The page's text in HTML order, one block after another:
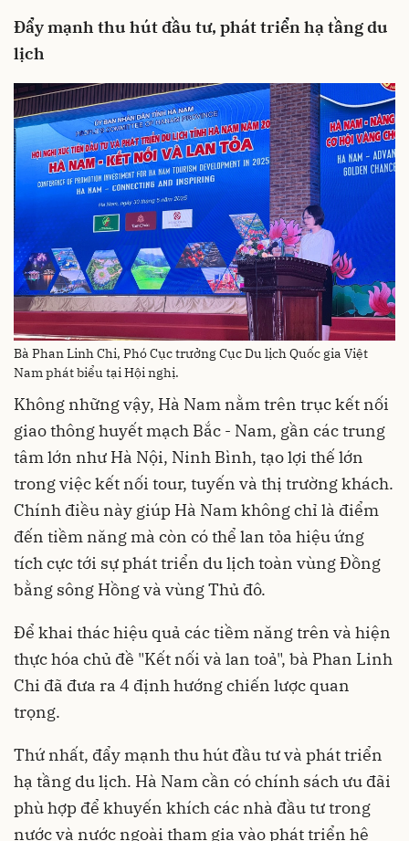
Đẩy mạnh thu hút đầu tư, phát triển hạ tầng du
lịch
Bà Phan Linh Chi, Phó Cục trưởng Cục Du lịch Quốc gia Việt
Nam phát biểu tại Hội nghị.
Không những vậy, Hà Nam nằm trên trục kết nối
giao thông huyết mạch Bắc - Nam, gần các trung
tâm lớn như Hà Nội, Ninh Bình, tạo lợi thế lớn
trong việc kết nối tour, tuyến và thị trường khách.
Chính điều này giúp Hà Nam không chỉ là điểm
đến tiềm năng mà còn có thể lan tỏa hiệu ứng
tích cực tới sự phát triển du lịch toàn vùng Đồng
bằng sông Hồng và vùng Thủ đô.
Để khai thác hiệu quả các tiềm năng trên và hiện
thực hóa chủ đề "Kết nối và lan toả", bà Phan Linh
Chi đã đưa ra 4 định hướng chiến lược quan
trọng.
Thứ nhất, đẩy mạnh thu hút đầu tư và phát triển
hạ tầng du lịch. Hà Nam cần có chính sách ưu đãi
phù hợp để khuyến khích các nhà đầu tư trong
nước và nước ngoài tham gia vào phát triển hệ